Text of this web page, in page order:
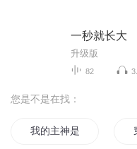
一秒就长大
升级版
82
您是不是在找：
我的主神是赛利亚